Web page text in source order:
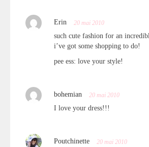
Erin 20 mai 2010
such cute fashion for an
i’ve got some shopping to do!
pee ess: love your style!
bohemian 20 mai 2010
I love your dress!!!
Poutchinette 20 mai 2010